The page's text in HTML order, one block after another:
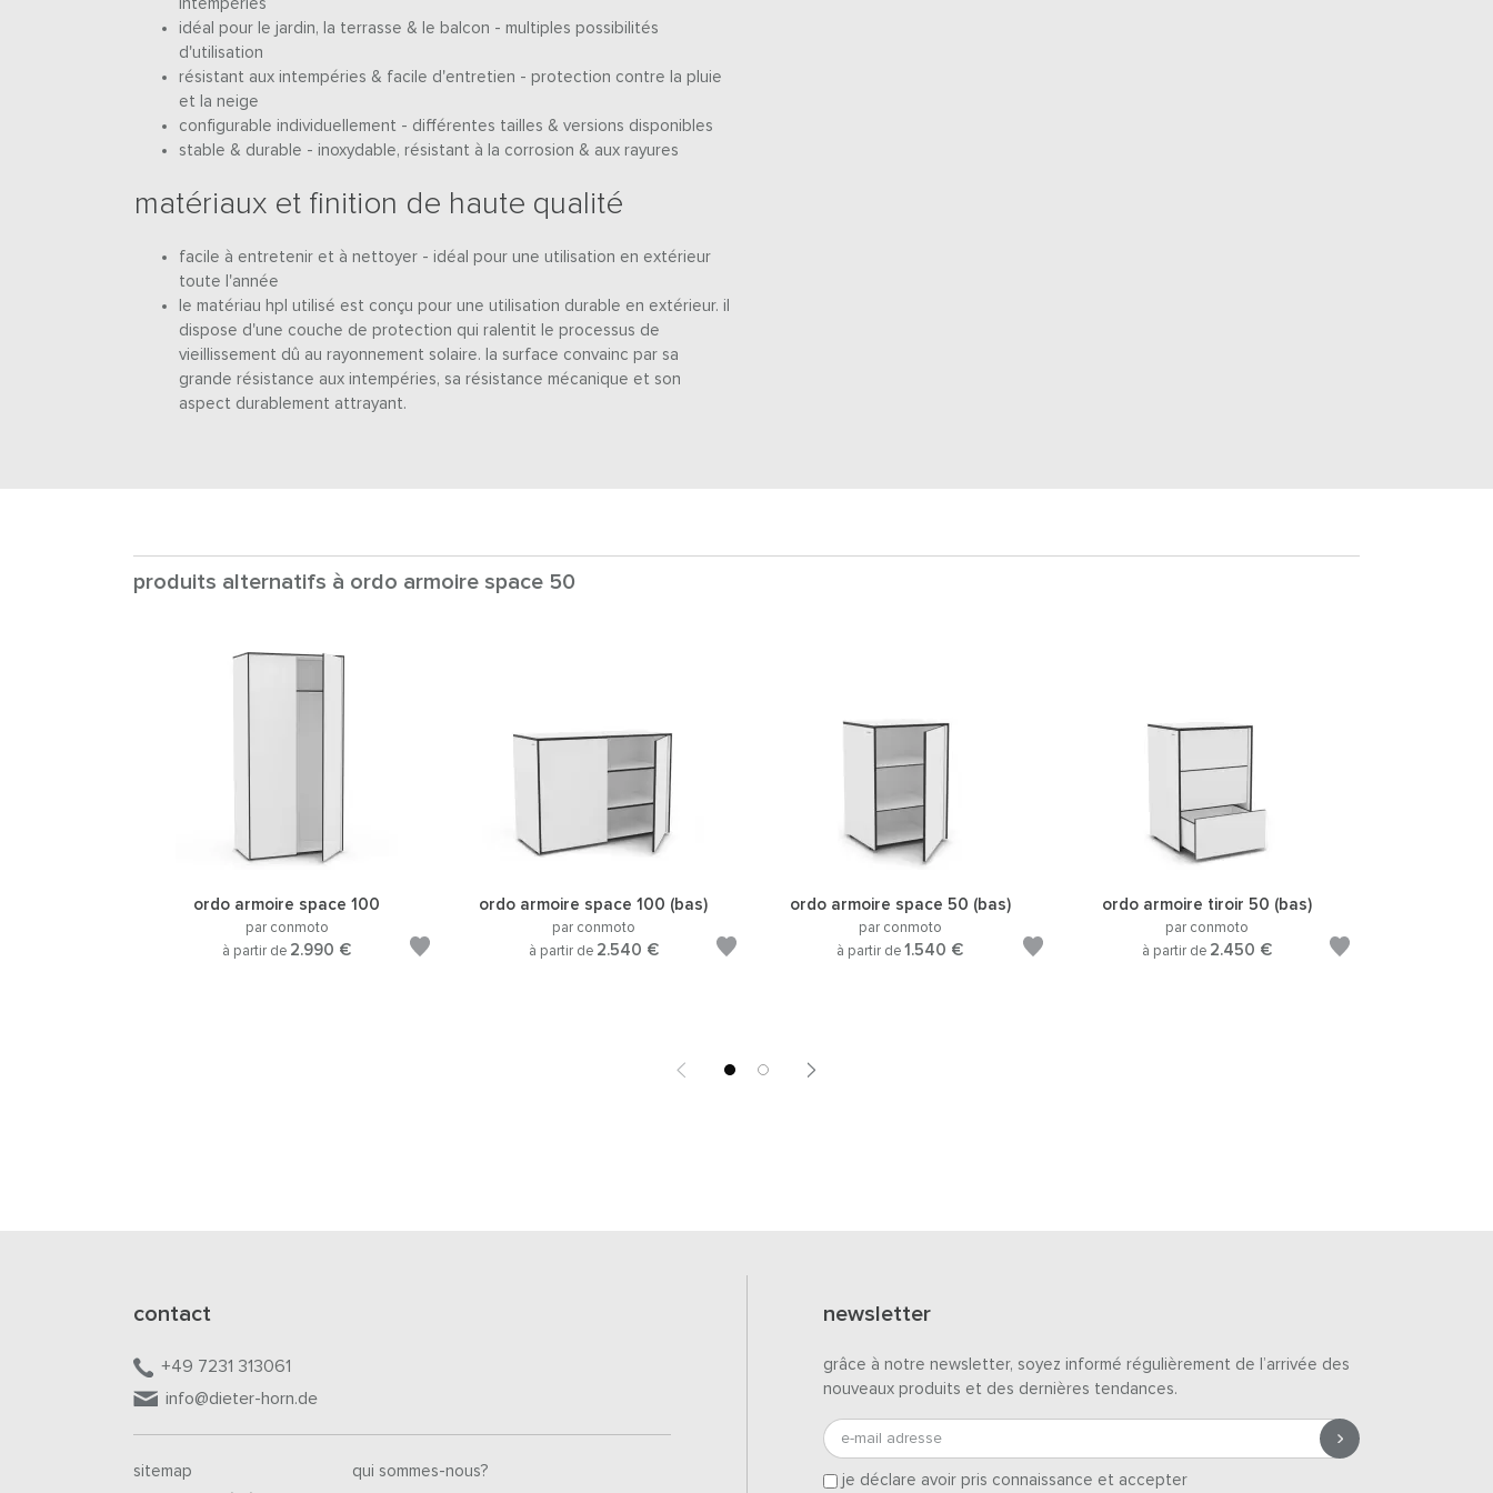
intempéries
idéal pour le jardin, la terrasse & le balcon - multiples possibilités
d'utilisation
résistant aux intempéries & facile d'entretien - protection contre la pluie
et la neige
configurable individuellement - différentes tailles & versions disponibles
stable & durable - inoxydable, résistant à la corrosion & aux rayures
matériaux et finition de haute qualité
facile à entretenir et à nettoyer - idéal pour une utilisation en extérieur
toute l'année
le matériau hpl utilisé est conçu pour une utilisation durable en extérieur. il
dispose d'une couche de protection qui ralentit le processus de
vieillissement dû au rayonnement solaire. la surface convainc par sa
grande résistance aux intempéries, sa résistance mécanique et son
aspect durablement attrayant.
produits alternatifs à ordo armoire space 50
ordo armoire space 100
par conmoto
à partir de 2.990 €
ordo armoire space 100 (bas)
par conmoto
à partir de 2.540 €
ordo armoire space 50 (bas)
par conmoto
à partir de 1.540 €
ordo armoire tiroir 50 (bas)
par conmoto
à partir de 2.450 €
contact
+49 7231 313061
info@dieter-horn.de
sitemap
qui sommes-nous?
newsletter
grâce à notre newsletter, soyez informé régulièrement de l’arrivée des
nouveaux produits et des dernières tendances.
e-mail adresse
je déclare avoir pris connaissance et accepter